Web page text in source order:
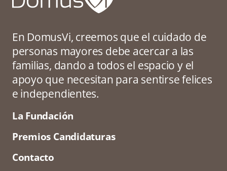
En DomusVi, creemos que el cuidado de
personas mayores debe acercar a las
familias, dando a todos el espacio y el
apoyo que necesitan para sentirse felices
e independientes.
La Fundación
Premios Candidaturas
Contacto